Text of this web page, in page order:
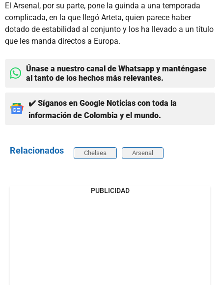
El Arsenal, por su parte, pone la guinda a una temporada
complicada, en la que llegó Arteta, quien parece haber
dotado de estabilidad al conjunto y los ha llevado a un título
que les manda directos a Europa.
Únase a nuestro canal de Whatsapp y manténgase
al tanto de los hechos más relevantes.
✔️ Síganos en Google Noticias con toda la
información de Colombia y el mundo.
Relacionados Chelsea Arsenal
PUBLICIDAD